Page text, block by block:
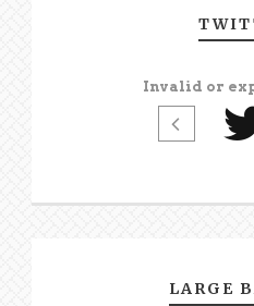
Invalid or
LARGE